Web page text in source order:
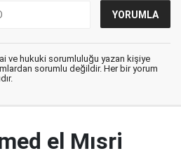
ve hukuki sorumluluğu yazan kişiye
sorumlu değildir. Her bir yorum
el Mısri